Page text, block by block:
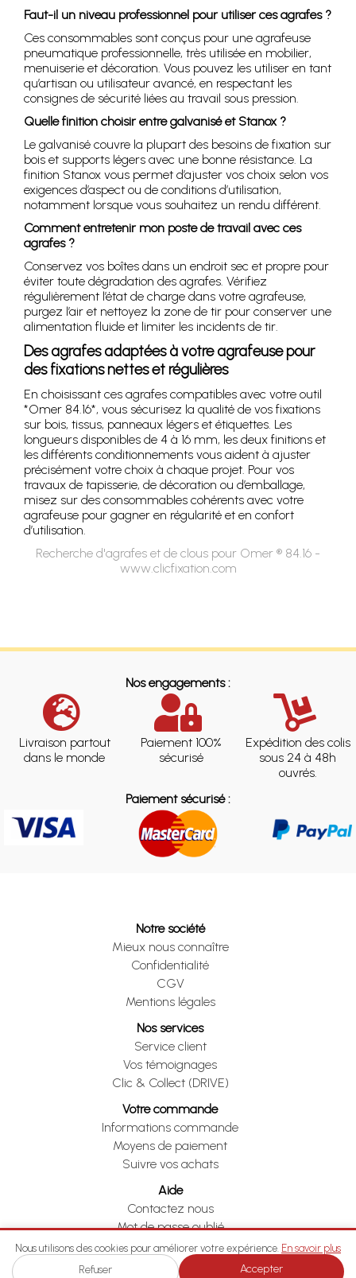
Faut-il un niveau professionnel pour utiliser ces agrafes ?
Ces consommables sont conçus pour une agrafeuse
pneumatique professionnelle, très utilisée en mobilier,
menuiserie et décoration. Vous pouvez les utiliser en tant
qu’artisan ou utilisateur avancé, en respectant les
consignes de sécurité liées au travail sous pression.
Quelle finition choisir entre galvanisé et Stanox ?
Le galvanisé couvre la plupart des besoins de fixation sur
bois et supports légers avec une bonne résistance. La
finition Stanox vous permet d’ajuster vos choix selon vos
exigences d’aspect ou de conditions d’utilisation,
notamment lorsque vous souhaitez un rendu différent.
Comment entretenir mon poste de travail avec ces
agrafes ?
Conservez vos boîtes dans un endroit sec et propre pour
éviter toute dégradation des agrafes. Vérifiez
régulièrement l’état de charge dans votre agrafeuse,
purgez l’air et nettoyez la zone de tir pour conserver une
alimentation fluide et limiter les incidents de tir.
Des agrafes adaptées à votre agrafeuse pour
des fixations nettes et régulières
En choisissant ces agrafes compatibles avec votre outil
*Omer 84.16*, vous sécurisez la qualité de vos fixations
sur bois, tissus, panneaux légers et étiquettes. Les
longueurs disponibles de 4 à 16 mm, les deux finitions et
les différents conditionnements vous aident à ajuster
précisément votre choix à chaque projet. Pour vos
travaux de tapisserie, de décoration ou d’emballage,
misez sur des consommables cohérents avec votre
agrafeuse pour gagner en régularité et en confort
d’utilisation.
Recherche d'agrafes et de clous pour Omer ® 84.16 -
www.clicfixation.com
Nos engagements :
Livraison partout
dans le monde
Paiement 100%
sécurisé
Expédition des colis
sous 24 à 48h
ouvrés.
Paiement sécurisé :
Notre société
Mieux nous connaître
Confidentialité
CGV
Mentions légales
Nos services
Service client
Vos témoignages
Clic & Collect (DRIVE)
Votre commande
Informations commande
Moyens de paiement
Suivre vos achats
Aide
Contactez nous
Mot de passe oublié
Je me rétracte
Nous utilisons des cookies pour améliorer votre expérience. En savoir plus
Refuser Accepter